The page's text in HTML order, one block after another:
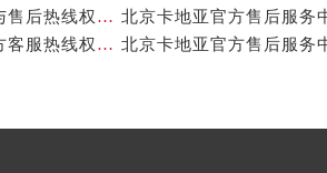
北京卡地亚官方售后服务中心｜完整维修地址与售后热线权威信息公示（2026年7月最新）
北京卡地亚官方售后服务中心｜维修地址与官方客服热线权威信息公示（2026年7月最新）